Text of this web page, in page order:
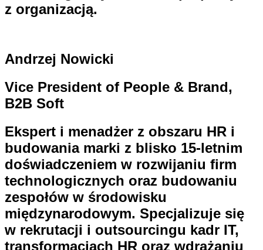
z organizacją.
Andrzej Nowicki
Vice President of People & Brand,
B2B Soft
Ekspert i menadżer z obszaru HR i
budowania marki z blisko 15-letnim
doświadczeniem w rozwijaniu firm
technologicznych oraz budowaniu
zespołów w środowisku
międzynarodowym. Specjalizuje się
w rekrutacji i outsourcingu kadr IT,
transformacjach HR oraz wdrażaniu